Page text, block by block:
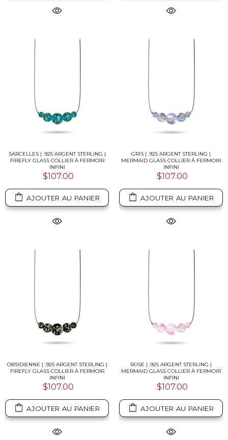
SARCELLES | .925 ARGENT STERLING |
FIREFLY GLASS COLLIER À FERMOIR
INFINI
$107.00
AJOUTER AU PANIER
GRIS | .925 ARGENT STERLING |
MERMAID GLASS COLLIER À FERMOIR
INFINI
$107.00
AJOUTER AU PANIER
OBSIDIENNE | .925 ARGENT STERLING |
FIREFLY GLASS COLLIER À FERMOIR
INFINI
$107.00
AJOUTER AU PANIER
ROSE | .925 ARGENT STERLING |
MERMAID GLASS COLLIER À FERMOIR
INFINI
$107.00
AJOUTER AU PANIER